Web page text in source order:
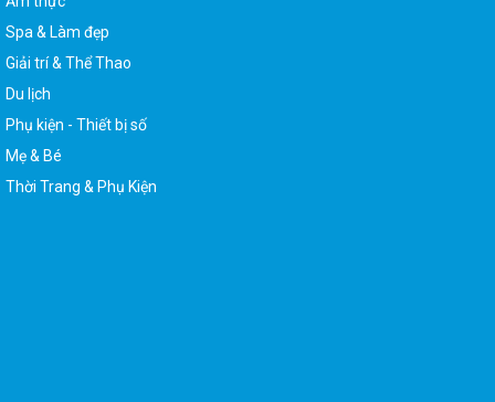
Giải trí & Thể Thao
Phụ kiện - Thiết bị số